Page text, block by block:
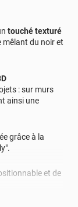
touché texturé
mêlant du noir et
: sur murs
ainsi une
grâce à la
et de